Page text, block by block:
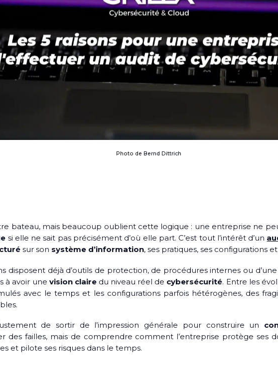
Photo de Bernd Dittrich
bateau, mais beaucoup oublient cette logique : une entreprise ne
si elle ne sait pas précisément d’où elle part. C’est tout l’intérêt d’un
sur son système d’information, ses pratiques, ses configurations
disposent déjà d’outils de protection, de procédures internes ou
à avoir une vision clairedu niveau réel de cybersécurité. Entre les
avec le temps et les configurations parfois hétérogènes, des
de sortir de l’impression générale pour construire un
des failles, mais de comprendre comment l’entreprise protège ses
et pilote ses risques dans le temps.